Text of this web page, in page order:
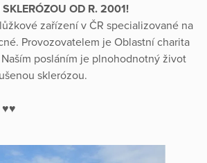
OD R. 2001!
zařízení v ČR specializované na
Provozovatelem je Oblastní charita
posláním je plnohodnotný život
sklerózou.
♥♥